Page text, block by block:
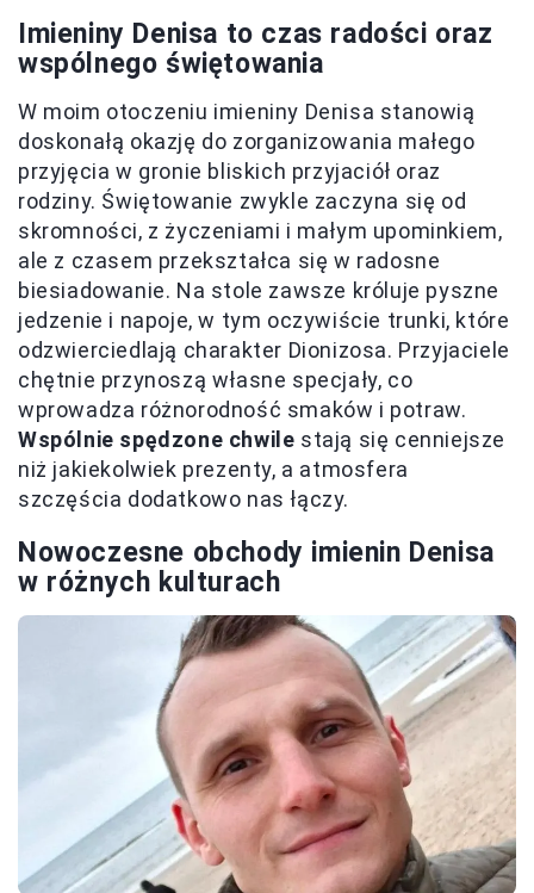
Imieniny Denisa to czas radości oraz
wspólnego świętowania
W moim otoczeniu imieniny Denisa stanowią
doskonałą okazję do zorganizowania małego
przyjęcia w gronie bliskich przyjaciół oraz
rodziny. Świętowanie zwykle zaczyna się od
skromności, z życzeniami i małym upominkiem,
ale z czasem przekształca się w radosne
biesiadowanie. Na stole zawsze króluje pyszne
jedzenie i napoje, w tym oczywiście trunki, które
odzwierciedlają charakter Dionizosa. Przyjaciele
chętnie przynoszą własne specjały, co
wprowadza różnorodność smaków i potraw.
Wspólnie spędzone chwile stają się cenniejsze
niż jakiekolwiek prezenty, a atmosfera
szczęścia dodatkowo nas łączy.
Nowoczesne obchody imienin Denisa
w różnych kulturach